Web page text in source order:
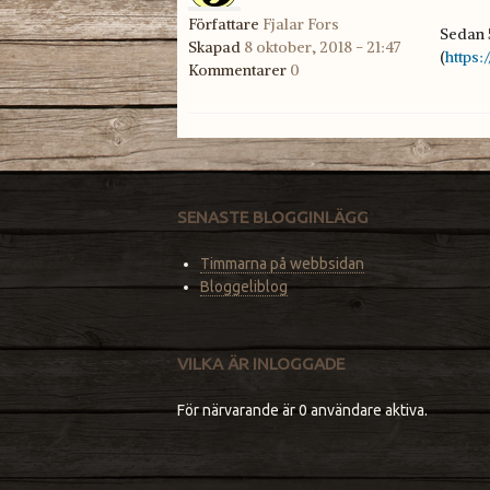
Författare Fjalar Fors
Skapad 8 oktober, 2018 - 21:47
Kommentarer 0
(
SENASTE BLOGGINLÄGG
Timmarna på webbsidan
Bloggeliblog
VILKA ÄR INLOGGADE
För närvarande är 0 användare aktiva.